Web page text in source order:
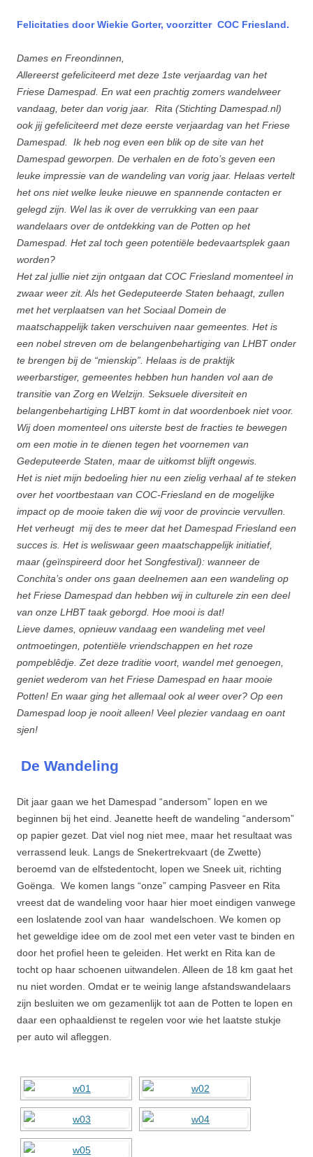
Felicitaties door Wiekie Gorter, voorzitter COC Friesland.
Dames en Freondinnen,
Allereerst gefeliciteerd met deze 1ste verjaardag van het
Friese Damespad. En wat een prachtig zomers wandelweer
vandaag, beter dan vorig jaar. Rita (Stichting Damespad.nl)
ook jij gefeliciteerd met deze eerste verjaardag van het Friese
Damespad. Ik heb nog even een blik op de site van het
Damespad geworpen. De verhalen en de foto’s geven een
leuke impressie van de wandeling van vorig jaar. Helaas vertelt
het ons niet welke leuke nieuwe en spannende contacten er
gelegd zijn. Wel las ik over de verrukking van een paar
wandelaars over de ontdekking van de Potten op het
Damespad. Het zal toch geen potentiële bedevaartsplek gaan
worden?
Het zal jullie niet zijn ontgaan dat COC Friesland momenteel in
zwaar weer zit. Als het Gedeputeerde Staten behaagt, zullen
met het verplaatsen van het Sociaal Domein de
maatschappelijk taken verschuiven naar gemeentes. Het is
een nobel streven om de belangenbehartiging van LHBT onder
te brengen bij de “mienskip”. Helaas is de praktijk
weerbarstiger, gemeentes hebben hun handen vol aan de
transitie van Zorg en Welzijn. Seksuele diversiteit en
belangenbehartiging LHBT komt in dat woordenboek niet voor.
Wij doen momenteel ons uiterste best de fracties te bewegen
om een motie in te dienen tegen het voornemen van
Gedeputeerde Staten, maar de uitkomst blijft ongewis.
Het is niet mijn bedoeling hier nu een zielig verhaal af te steken
over het voortbestaan van COC-Friesland en de mogelijke
impact op de mooie taken die wij voor de provincie vervullen.
Het verheugt mij des te meer dat het Damespad Friesland een
succes is. Het is weliswaar geen maatschappelijk initiatief,
maar (geïnspireerd door het Songfestival): wanneer de
Conchita’s onder ons gaan deelnemen aan een wandeling op
het Friese Damespad dan hebben wij in culturele zin een deel
van onze LHBT taak geborgd. Hoe mooi is dat!
Lieve dames, opnieuw vandaag een wandeling met veel
ontmoetingen, potentiële vriendschappen en het roze
pompeblêdje. Zet deze traditie voort, wandel met genoegen,
geniet wederom van het Friese Damespad en haar mooie
Potten! En waar ging het allemaal ook al weer over? Op een
Damespad loop je nooit alleen! Veel plezier vandaag en oant
sjen!
De Wandeling
Dit jaar gaan we het Damespad “andersom” lopen en we
beginnen bij het eind. Jeanette heeft de wandeling “andersom”
op papier gezet. Dat viel nog niet mee, maar het resultaat was
verrassend leuk. Langs de Snekertrekvaart (de Zwette)
beroemd van de elfstedentocht, lopen we Sneek uit, richting
Goënga. We komen langs “onze” camping Pasveer en Rita
vreest dat de wandeling voor haar hier moet eindigen vanwege
een loslatende zool van haar wandelschoen. We komen op
het geweldige idee om de zool met een veter vast te binden en
door het profiel heen te geleiden. Het werkt en Rita kan de
tocht op haar schoenen uitwandelen. Alleen de 18 km gaat het
nu niet worden. Omdat er te weinig lange afstandswandelaars
zijn besluiten we om gezamenlijk tot aan de Potten te lopen en
daar een ophaaldienst te regelen voor wie het laatste stukje
per auto wil afleggen.